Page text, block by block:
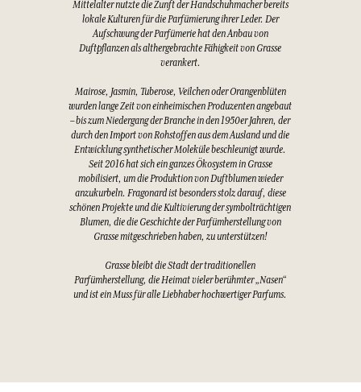
Mittelalter nutzte die Zunft der Handschuhmacher bereits
lokale Kulturen für die Parfümierung ihrer Leder. Der
Aufschwung der Parfümerie hat den Anbau von
Duftpflanzen als althergebrachte Fähigkeit von Grasse
verankert.
Mairose, Jasmin, Tuberose, Veilchen oder Orangenblüten
wurden lange Zeit von einheimischen Produzenten angebaut
– bis zum Niedergang der Branche in den 1950er Jahren, der
durch den Import von Rohstoffen aus dem Ausland und die
Entwicklung synthetischer Moleküle beschleunigt wurde.
Seit 2016 hat sich ein ganzes Ökosystem in Grasse
mobilisiert, um die Produktion von Duftblumen wieder
anzukurbeln. Fragonard ist besonders stolz darauf, diese
schönen Projekte und die Kultivierung der symbolträchtigen
Blumen, die die Geschichte der Parfümherstellung von
Grasse mitgeschrieben haben, zu unterstützen!
Grasse bleibt die Stadt der traditionellen
Parfümherstellung, die Heimat vieler berühmter „Nasen“
und ist ein Muss für alle Liebhaber hochwertiger Parfums.